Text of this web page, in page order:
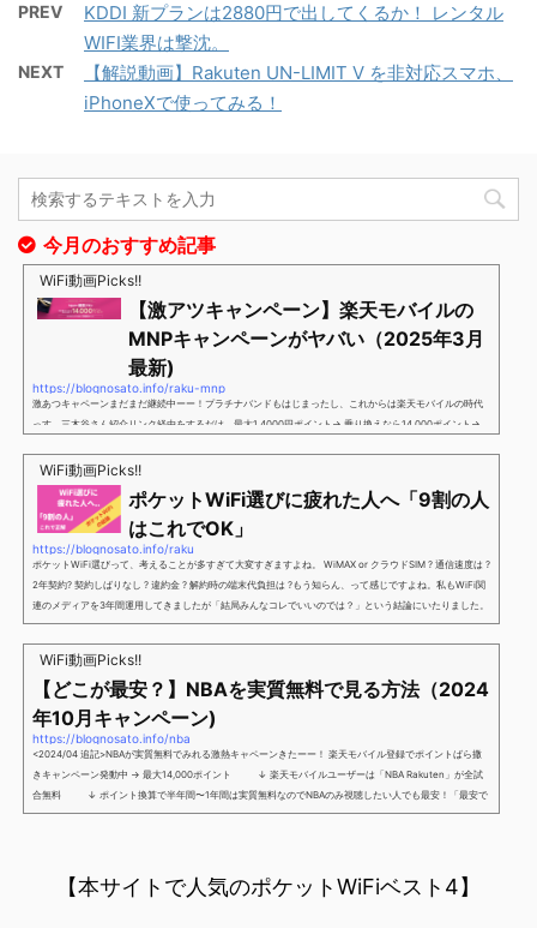
PREV
KDDI 新プランは2880円で出してくるか！ レンタル
WIFI業界は撃沈。
NEXT
【解説動画】Rakuten UN-LIMIT V を非対応スマホ、
iPhoneXで使ってみる！
今月のおすすめ記事
WiFi動画Picks!!
【激アツキャンペーン】楽天モバイルの
MNPキャンペーンがヤバい（2025年3月
最新)
https://blognosato.info/raku-mnp
激あつキャペーンまだまだ継続中ーー！プラチナバンドもはじまったし、これからは楽天モバイルの時代
っす。三木谷さん紹介リンク経由をするだけ。最大1,4000円ポイント→ 乗り換えなら14,000ポイント→
谷さんキャンペーン／2回線目以降でもOK再契約でもでもOK背水の陣の楽天モバイル。ついに「最後の賭
け」とも思えるポイントばら撒きキャンペーンを発動してきました。■キャンペーン概要三木谷社長の特
別招待ページから楽天モバイ...
WiFi動画Picks!!
ポケットWiFi選びに疲れた人へ「9割の人
はこれでOK」
https://blognosato.info/raku
ポケットWiFi選びって、考えることが多すぎて大変すぎますよね。 WiMAX or クラウドSIM ? 通信速度は ?
2年契約? 契約しばりなし ? 違約金 ? 解約時の端末代負担は ?もう知らん、って感じですよね。私もWiFi関
連のメディアを3年間運用してきましたが「結局みんなコレでいいのでは？」という結論にいたりました。
ということで、「ポケットWiFi選びに疲れた」「結局どれがいいのか分からない」と言う人向けに【最終
解】を用意しました。ポケットWiFiのヘビーユーザー視点で「90％の人はこれだけでいいやん」というも
のなので、「多...
WiFi動画Picks!!
【どこが最安？】NBAを実質無料で見る方法（2024
年10月キャンペーン)
https://blognosato.info/nba
<2024/04 追記>NBAが実質無料でみれる激熱キャペーンきたーー！ 楽天モバイル登録でポイントばら撒
きキャンペーン発動中 → 最大14,000ポイント ↓ 楽天モバイルユーザーは「NBA Rakuten」が全試
合無料 ↓ ポイント換算で半年間〜1年間は実質無料なのでNBAのみ視聴したい人でも最安！「最安で
NBAを見る方法」が「楽天モバイルを契約すること」というもはや意味不明な状況...楽天モバイルでNBAを
【本サイトで人気のポケットWiFiベスト4】